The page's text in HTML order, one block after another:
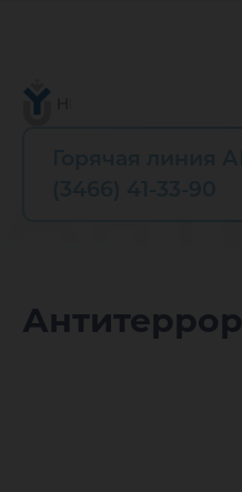
Антитеррор